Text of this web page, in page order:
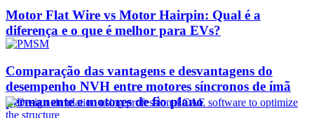
Motor Flat Wire vs Motor Hairpin: Qual é a
diferença e o que é melhor para EVs?
Comparação das vantagens e desvantagens do
desempenho NVH entre motores síncronos de ímã
permanente e motores de fio plano